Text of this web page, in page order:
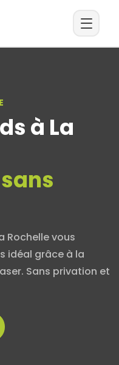
à La
Rochelle vous
idéal grâce à la
Sans privation et